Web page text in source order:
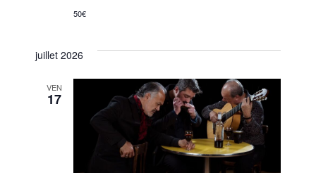
50€
juillet 2026
VEN
17